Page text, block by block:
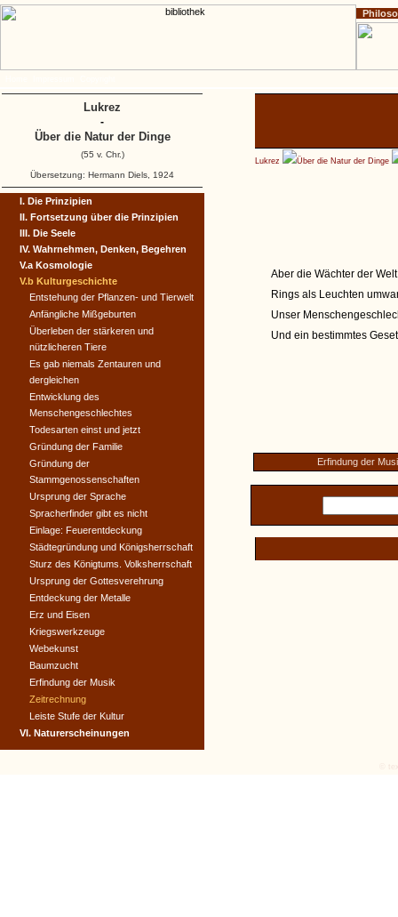
Lukrez Über die Natur der Dinge
Aber die Wächter der
Rings als Leuchten
Unser
Und ein bestimmtes
Erfindung der
I. Die Prinzipien
II. Fortsetzung über die Prinzipien
III. Die Seele
IV. Wahrnehmen, Denken, Begehren
V.a Kosmologie
V.b Kulturgeschichte
Entstehung der Pflanzen- und Tierwelt
Anfängliche Mißgeburten
Überleben der stärkeren und
nützlicheren Tiere
Es gab niemals Zentauren und
dergleichen
Entwicklung des
Menschengeschlechtes
Todesarten einst und jetzt
Gründung der Familie
Gründung der
Stammgenossenschaften
Ursprung der Sprache
Spracherfinder gibt es nicht
Einlage: Feuerentdeckung
Städtegründung und Königsherrschaft
Sturz des Königtums. Volksherrschaft
Ursprung der Gottesverehrung
Entdeckung der Metalle
Erz und Eisen
Kriegswerkzeuge
Webekunst
Baumzucht
Erfindung der Musik
Zeitrechnung
Leiste Stufe der Kultur
VI. Naturerscheinungen
Lukrez
-
Über die Natur der Dinge
(55 v. Chr.)
Übersetzung: Hermann Diels, 1924